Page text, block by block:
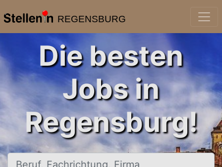
REGENSBURG
Die besten
Jobs in
Regensburg!
Beruf, Fachrichtung, Firma